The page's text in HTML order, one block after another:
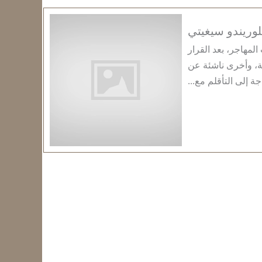
سيغيتي
بعد القرار
وأخرى ناشئة عن
إلى التأقلم مع...